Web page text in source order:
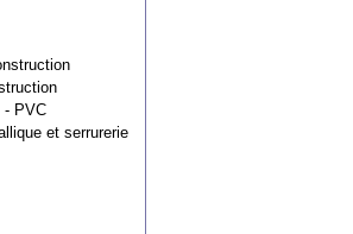
- PVC
et serrurerie